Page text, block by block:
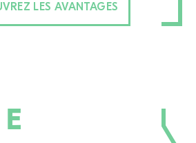
LES AVANTAGES